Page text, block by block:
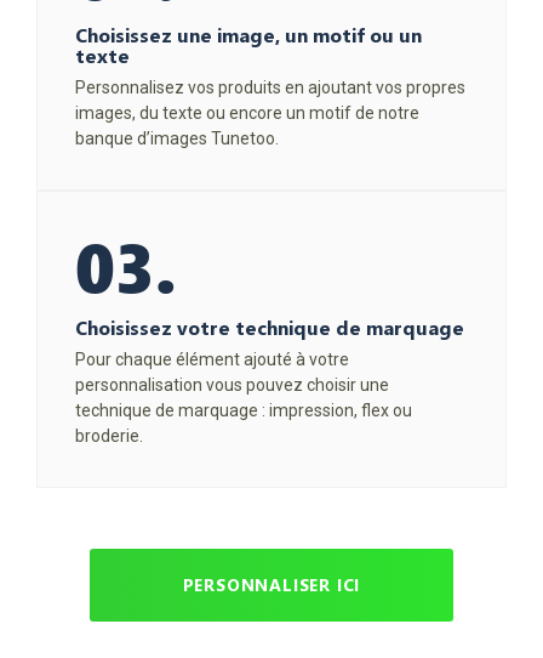
Choisissez une image, un motif ou un
texte
Personnalisez vos produits en ajoutant vos propres
images, du texte ou encore un motif de notre
banque d’images Tunetoo.
03.
Choisissez votre technique de marquage
Pour chaque élément ajouté à votre
personnalisation vous pouvez choisir une
technique de marquage : impression, flex ou
broderie.
PERSONNALISER ICI